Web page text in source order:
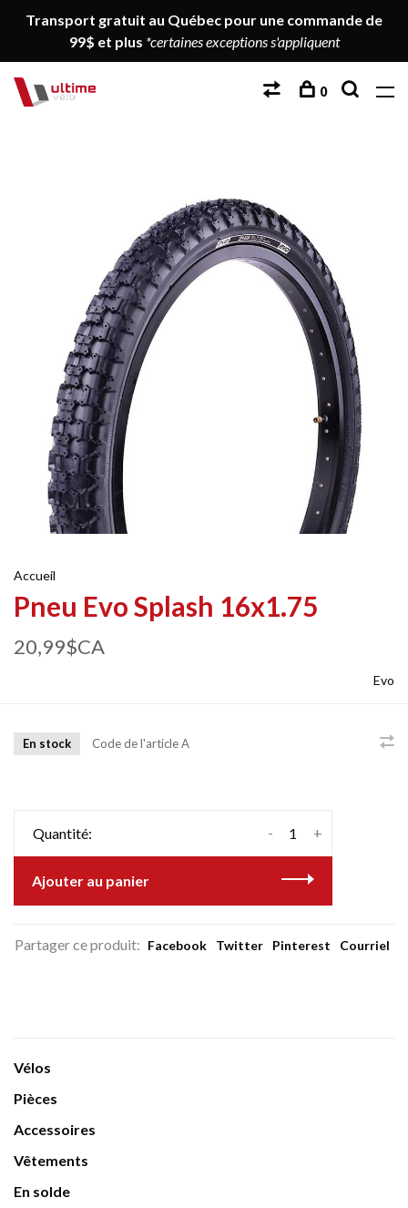
Transport gratuit au Québec pour une commande de
99$ et plus *certaines exceptions s'appliquent
0
Accueil
Pneu Evo Splash 16x1.75
20,99$CA
Evo
En stock Code de l'articleA
Quantité: +
-
Ajouter au panier
Partager ce produit: Facebook Twitter Pinterest Courriel
Vélos
Pièces
Accessoires
Vêtements
En solde